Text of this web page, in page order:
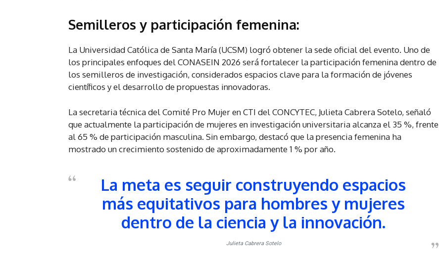
Semilleros y participación femenina:
La Universidad Católica de Santa María (UCSM) logró obtener la sede oficial del evento. Uno de
los principales enfoques del CONASEIN 2026 será fortalecer la participación femenina dentro de
los semilleros de investigación, considerados espacios clave para la formación de jóvenes
científicos y el desarrollo de propuestas innovadoras.
La secretaria técnica del Comité Pro Mujer en CTI del CONCYTEC, Julieta Cabrera Sotelo, señaló
que actualmente la participación de mujeres en investigación universitaria alcanza el 35 %, frente
al 65 % de participación masculina. Sin embargo, destacó que la presencia femenina ha
mostrado un crecimiento sostenido de aproximadamente 1 % por año.
La meta es seguir construyendo espacios
más equitativos para hombres y mujeres
dentro de la ciencia y la innovación.
Julieta Cabrera Sotelo